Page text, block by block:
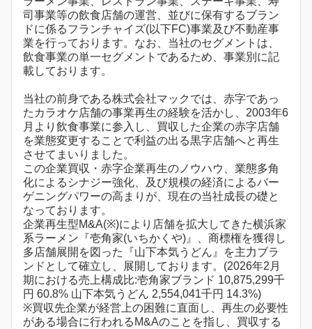
司事業等の飲食店舗の運営、並びに保有するブラン
ドに係るフランチャイズ(以下FC)事業及び不動産事
業を行っております。なお、当社のセグメントは、
飲食事業の単一セグメントであるため、事業別に記
載しております。
当社の前身である株式会社マックでは、赤字であっ
たカラオケ店舗の事業再生の経験を活かし、2003年6
月より飲食事業に参入し、買収した企業の赤字店舗
を業態変更することで利益の出る黒字店舗へと再生
させてまいりました。
この企業買収・赤字企業再生のノウハウ、業態多角
化によるシナジー強化、及び規模の経済によるバー
ゲニングパワーの高まりが、現在の当社成長の礎と
なっております。
企業再生型M&A(※)により店舗を拡大してきた横浜家
系ラーメン『壱角家(いちかくや)』、商標権を獲得し
多店舗展開を図った『山下本気うどん』を主力ブラ
ンドとして確立し、展開しております。(2026年2月
期における売上構成比:壱角家ブランド 10,875,299千
円 60.8% 山下本気うどん 2,554,041千円 14.3%)
※買収先企業が経営上の困難に直面し、再生の必要性
がある場合に行われるM&Aのことを指し、買収する